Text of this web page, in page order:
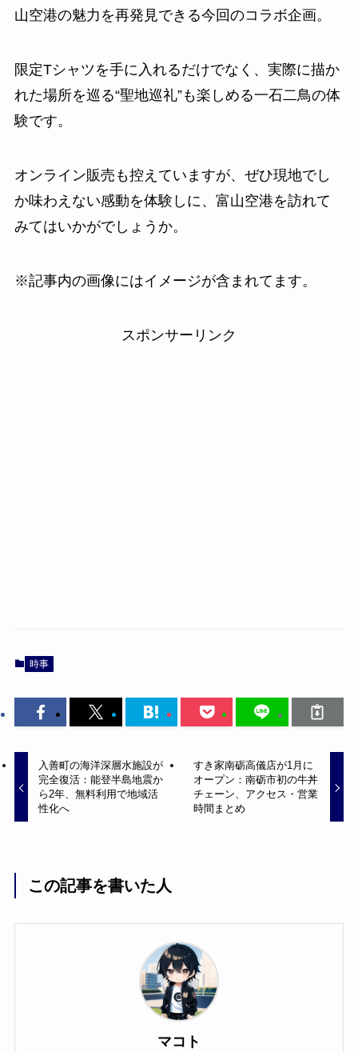
山空港の魅力を再発見できる今回のコラボ企画。
限定Tシャツを手に入れるだけでなく、実際に描か
れた場所を巡る“聖地巡礼”も楽しめる一石二鳥の体
験です。
オンライン販売も控えていますが、ぜひ現地でし
か味わえない感動を体験しに、富山空港を訪れて
みてはいかがでしょうか。
※記事内の画像にはイメージが含まれてます。
スポンサーリンク
時事
入善町の海洋深層水施設が
完全復活：能登半島地震か
ら2年、無料利用で地域活
性化へ
すき家南砺高儀店が1月に
オープン：南砺市初の牛丼
チェーン、アクセス・営業
時間まとめ
この記事を書いた人
マコト